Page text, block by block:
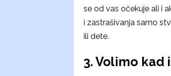
se od vas očekuje ali i
i zastrašivanja samo
ili dete.
3. Volimo